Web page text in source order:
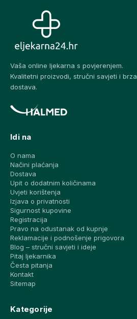
Vaša online ljekarna s povjerenjem.
Kvalitetni proizvodi, stručni savjeti i brza
dostava.
Idi na
O nama
Načini plaćanja
Dostava
Upit o dodatnim količinama
Uvjeti korištenja
Izjava o privatnosti
Sigurnost kupovine
Registracija
Pravo na odustanak od kupnje
Reklamacije i podnošenje prigovora
Blog – stručni savjeti i ideje
Pitaj ljekarnika
Česta pitanja
Kontakt
Sitemap
Kategorije